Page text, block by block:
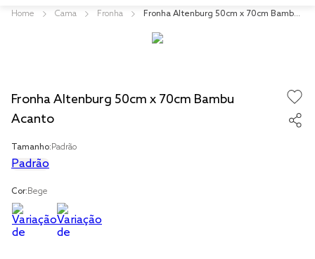
Cama Fronha
Fronha Altenburg 50cm x 70cm Bambu
Fronha Altenburg 50cm x 70cm Bambu
Acanto
Tamanho:Padrão
Padrão
Cor:Bege
fronha
jogos cama
travesseiro
solteiro king
cobre leito